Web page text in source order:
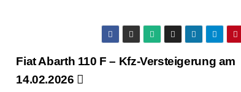
Fiat Abarth 110 F – Kfz-Versteigerung am
14.02.2026